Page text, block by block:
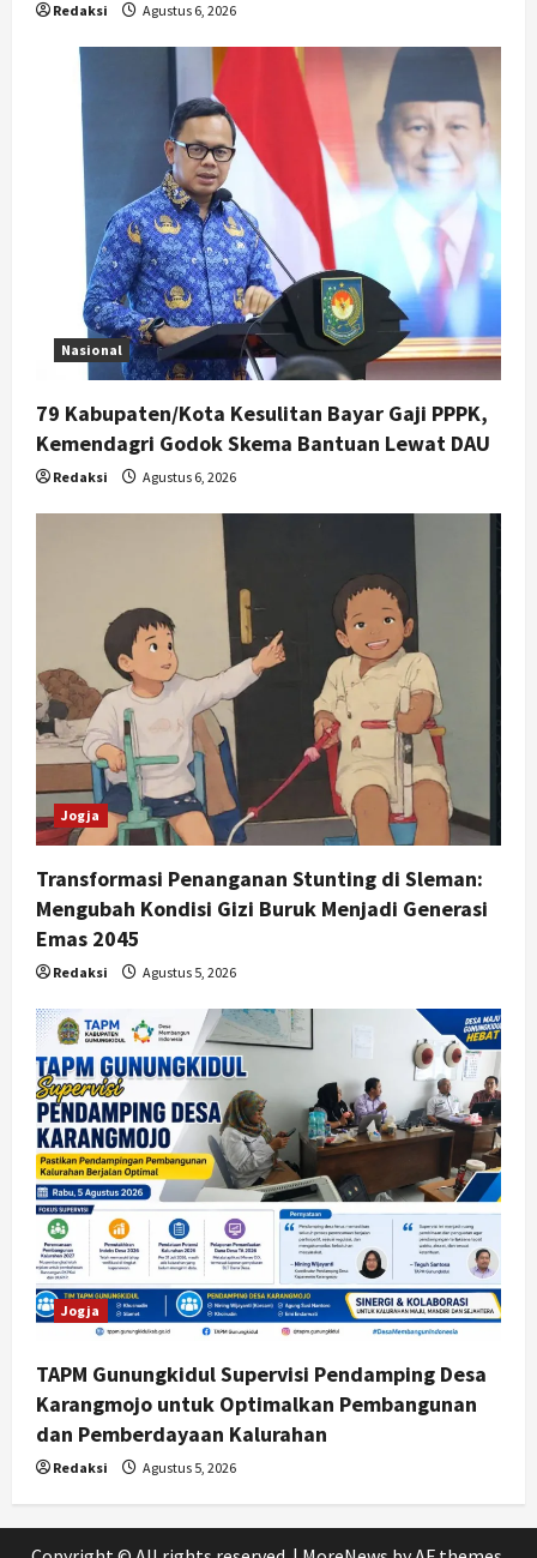
Agustus 5, 2026
Redaksi Agustus 6, 2026
Nasional
79 Kabupaten/Kota Kesulitan Bayar Gaji PPPK,
Kemendagri Godok Skema Bantuan Lewat DAU
Redaksi Agustus 6, 2026
Jogja
Transformasi Penanganan Stunting di Sleman:
Mengubah Kondisi Gizi Buruk Menjadi Generasi
Emas 2045
Redaksi Agustus 5, 2026
Jogja
TAPM Gunungkidul Supervisi Pendamping Desa
Karangmojo untuk Optimalkan Pembangunan
dan Pemberdayaan Kalurahan
Redaksi Agustus 5, 2026